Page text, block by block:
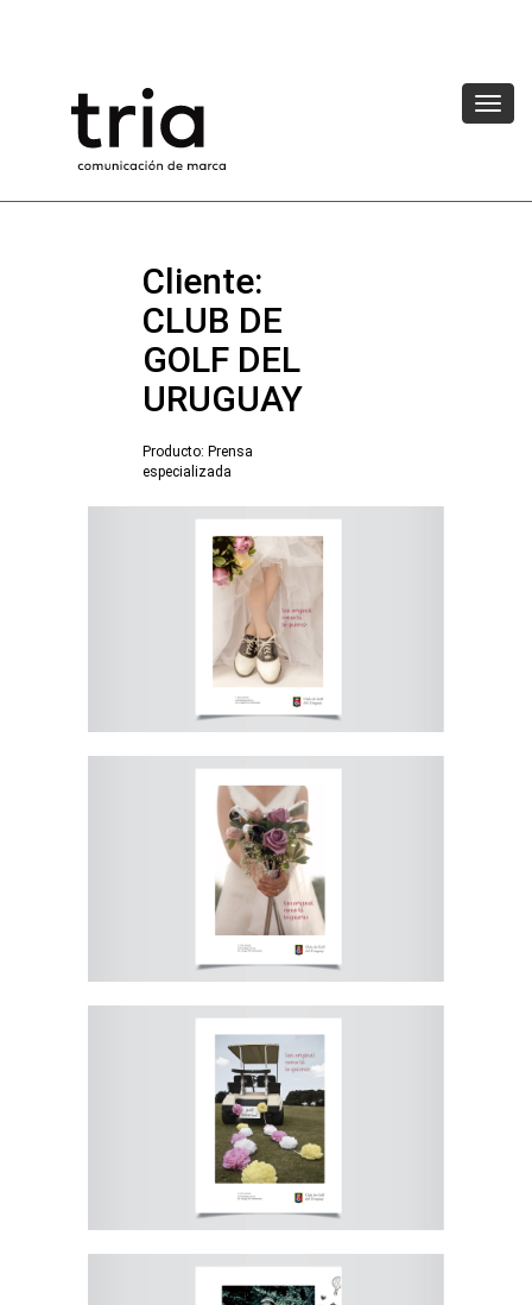
Cliente:
CLUB DE
GOLF DEL
URUGUAY
Producto: Prensa
especializada